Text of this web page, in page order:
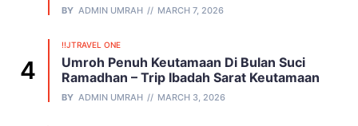
BY ADMIN UMRAH MARCH 7, 2026
!!JTRAVEL ONE
Umroh Penuh Keutamaan Di Bulan Suci
Ramadhan – Trip Ibadah Sarat Keutamaan
BY ADMIN UMRAH MARCH 3, 2026